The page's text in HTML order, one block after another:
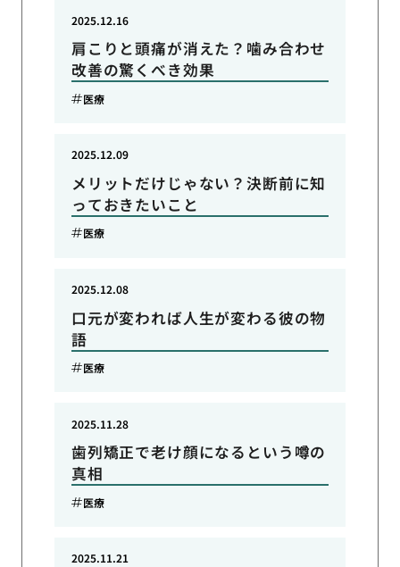
肩こりと頭痛が消えた？噛み合わせ
改善の驚くべき効果
2025.12.16
医療
メリットだけじゃない？決断前に知
っておきたいこと
2025.12.09
医療
口元が変われば人生が変わる彼の物
語
2025.12.08
医療
歯列矯正で老け顔になるという噂の
真相
2025.11.28
医療
2025.11.21